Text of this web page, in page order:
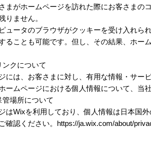
まがホームページを訪れた際にお客さま
りません。
ュータのブラウザがクッキーを受け入れら
ることも可能です。但し、その結果、ホー
クについて
には、お客さまに対し、有用な情報・サ
ームページにおける個人情報について、当
場所について
はWixを利用しており、個人情報は日本国
確認ください。https://ja.wix.com/about/